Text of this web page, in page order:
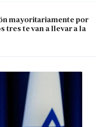
mayoritariamente por
tres te van a llevar a la